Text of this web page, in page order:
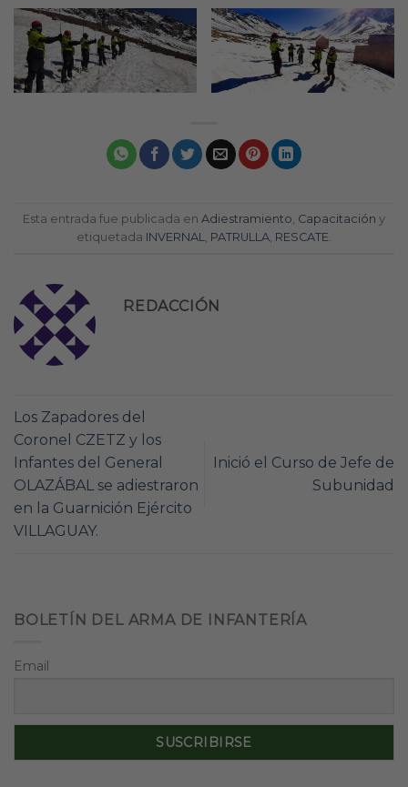
Esta entrada fue publicada en Adiestramiento Capacitación y
etiquetada INVERNAL PATRULLA RESCATE
REDACCIÓN
Los Zapadores del
Coronel CZETZ y los
Infantes del General
OLAZÁBAL se adiestraron
en la Guarnición Ejército
VILLAGUAY.
Inició el Curso de Jefe de
Subunidad
BOLETÍN DEL ARMA DE INFANTERÍA
Email